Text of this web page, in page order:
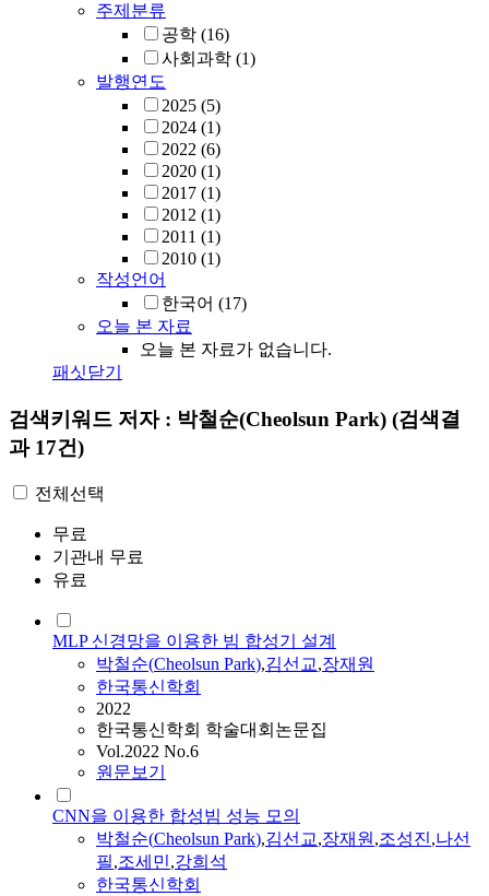
주제분류
공학 (16)
사회과학 (1)
발행연도
2025 (5)
2024 (1)
2022 (6)
2020 (1)
2017 (1)
2012 (1)
2011 (1)
2010 (1)
작성언어
한국어 (17)
오늘 본 자료
오늘 본 자료가 없습니다.
패싯닫기
검색키워드 저자 : 박철순(Cheolsun Park) (검색결
과 17건)
전체선택
무료
기관내 무료
유료
MLP 신경망을 이용한 빔 합성기 설계
박철순(Cheolsun Park),김선교,장재원
한국통신학회
2022
한국통신학회 학술대회논문집
Vol.2022 No.6
원문보기
CNN을 이용한 합성빔 성능 모의
박철순(Cheolsun Park),김선교,장재원,조성진,나선
필,조세민,강희석
한국통신학회